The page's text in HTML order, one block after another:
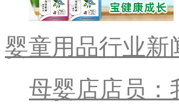
婴童用品行业新
母婴店店员：